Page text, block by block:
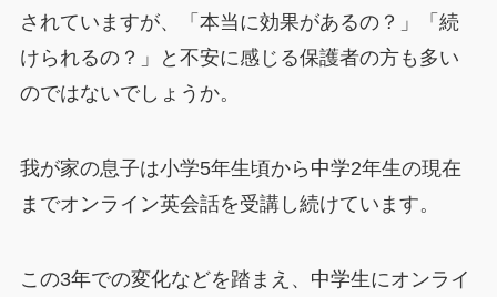
されていますが、「本当に効果があるの？」「続
けられるの？」と不安に感じる保護者の方も多い
のではないでしょうか。
我が家の息子は小学5年生頃から中学2年生の現在
までオンライン英会話を受講し続けています。
この3年での変化などを踏まえ、中学生にオンライ